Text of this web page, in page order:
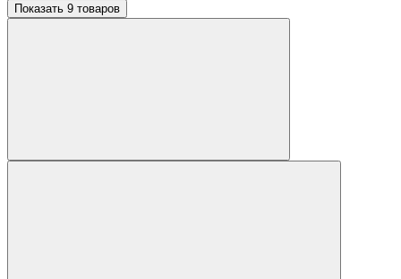
Показать 9 товаров